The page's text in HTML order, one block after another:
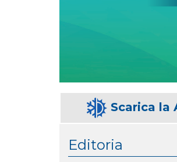
Scarica la
Editoria